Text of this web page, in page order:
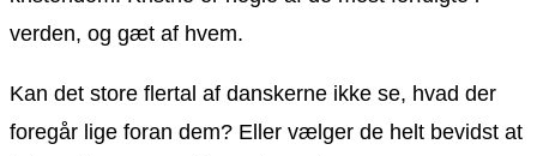
verden, og gæt af hvem.
Kan det store flertal af danskerne ikke se, hvad der
foregår lige foran dem? Eller vælger de helt bevidst at